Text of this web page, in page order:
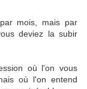
mois, mais par
deviez la subir
où l'on vous
où l'on entend